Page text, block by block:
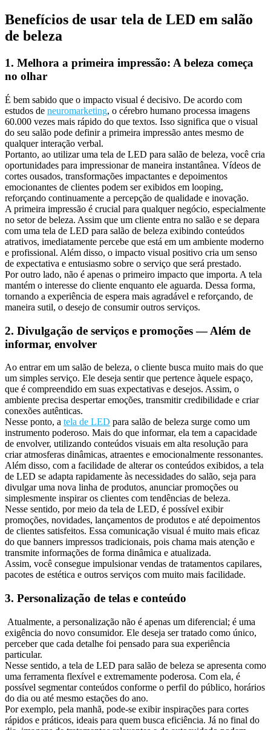
Benefícios de usar tela de LED em salão
de beleza
1. Melhora a primeira impressão: A beleza começa
no olhar
É bem sabido que o impacto visual é decisivo. De acordo com
estudos de neuromarketing, o cérebro humano processa imagens
60.000 vezes mais rápido do que textos. Isso significa que o visual
do seu salão pode definir a primeira impressão antes mesmo de
qualquer interação verbal.
Portanto, ao utilizar uma tela de LED para salão de beleza, você cria
oportunidades para impressionar de maneira instantânea. Vídeos de
cortes ousados, transformações impactantes e depoimentos
emocionantes de clientes podem ser exibidos em looping,
reforçando continuamente a percepção de qualidade e inovação.
A primeira impressão é crucial para qualquer negócio, especialmente
no setor de beleza. Assim que um cliente entra no salão e se depara
com uma tela de LED para salão de beleza exibindo conteúdos
atrativos, imediatamente percebe que está em um ambiente moderno
e profissional. Além disso, o impacto visual positivo cria um senso
de expectativa e entusiasmo sobre o serviço que será prestado.
Por outro lado, não é apenas o primeiro impacto que importa. A tela
mantém o interesse do cliente enquanto ele aguarda. Dessa forma,
tornando a experiência de espera mais agradável e reforçando, de
maneira sutil, o desejo de consumir outros serviços.
2. Divulgação de serviços e promoções — Além de
informar, envolver
Ao entrar em um salão de beleza, o cliente busca muito mais do que
um simples serviço. Ele deseja sentir que pertence àquele espaço,
que é compreendido em suas expectativas e desejos. Assim, o
ambiente precisa despertar emoções, transmitir credibilidade e criar
conexões autênticas.
Nesse ponto, a tela de LED para salão de beleza surge como um
instrumento poderoso. Mais do que informar, ela tem a capacidade
de envolver, utilizando conteúdos visuais em alta resolução para
criar atmosferas dinâmicas, atraentes e emocionalmente ressonantes.
Além disso, com a facilidade de alterar os conteúdos exibidos, a tela
de LED se adapta rapidamente às necessidades do salão, seja para
divulgar uma nova linha de produtos, anunciar promoções ou
simplesmente inspirar os clientes com tendências de beleza.
Nesse sentido, por meio da tela de LED, é possível exibir
promoções, novidades, lançamentos de produtos e até depoimentos
de clientes satisfeitos. Essa comunicação visual é muito mais eficaz
do que banners impressos tradicionais, pois chama mais atenção e
transmite informações de forma dinâmica e atualizada.
Assim, você consegue impulsionar vendas de tratamentos capilares,
pacotes de estética e outros serviços com muito mais facilidade.
3. Personalização de telas e conteúdo
Atualmente, a personalização não é apenas um diferencial; é uma
exigência do novo consumidor. Ele deseja ser tratado como único,
perceber que cada detalhe foi pensado para sua experiência
particular.
Nesse sentido, a tela de LED para salão de beleza se apresenta como
uma ferramenta flexível e extremamente poderosa. Com ela, é
possível segmentar conteúdos conforme o perfil do público, horários
do dia ou até mesmo estações do ano.
Por exemplo, pela manhã, pode-se exibir inspirações para cortes
rápidos e práticos, ideais para quem busca eficiência. Já no final do